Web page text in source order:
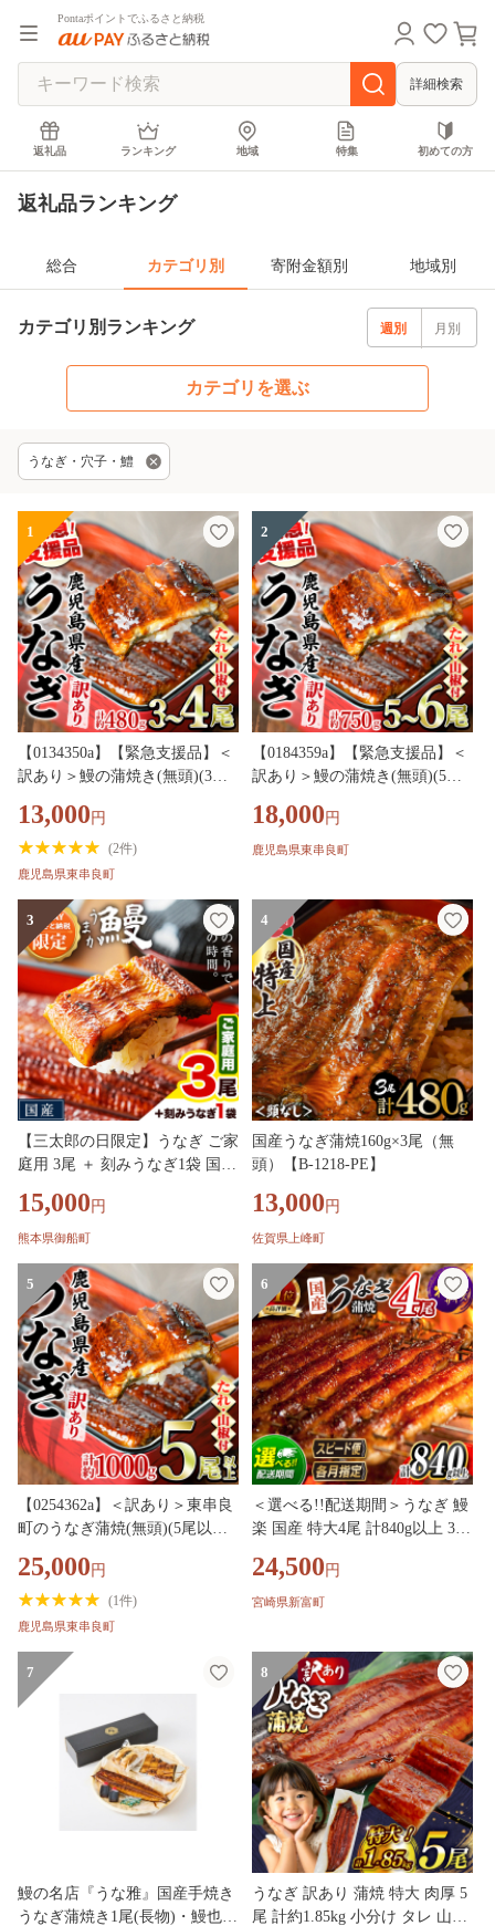
Pontaポイントでふるさと納税
詳細検索
返礼品 ランキング 地域 特集 初めての方
返礼品ランキング
総合 カテゴリ別 寄附金額別 地域別
カテゴリ別ランキング 週別 月別
カテゴリを選ぶ
うなぎ・穴子・鱧
1
【0134350a】【緊急支援品】＜
訳あり＞鰻の蒲焼き(無頭)(3～4
うなぎ ウナギ 鰻 国産 蒲焼 蒲
焼き たれ 鹿児島 ふるさと 人気
支援【アクアおおすみ】
13,000 円
(2件)
鹿児島県東串良町
2
【0184359a】【緊急支援品】＜
訳あり＞鰻の蒲焼き(無頭)(5～6
うなぎ ウナギ 鰻 国産 蒲焼 蒲
焼き たれ 鹿児島 ふるさと 人気
18,000 円
鹿児島県東串良町
3
【三太郎の日限定】うなぎ ご家
庭用 3尾 ＋ 刻みうなぎ1袋 国産
うなぎの蒲焼 《3-7日以内に出
荷予定(土日祝除く)》 有頭 ふる
規格外 ウナギ unagi 蒲焼 秋 旬
配送時期 冷凍
15,000 円
熊本県御船町
4
国産うなぎ蒲焼160g×3尾（無
頭）【B-1218-PE】
13,000 円
佐賀県上峰町
5
【0254362a】＜訳あり＞東串良
町のうなぎ蒲焼(無頭)(5尾以
なぎ 高級 ウナギ 鰻 国産 蒲焼
蒲焼き たれ 鹿児島 ふるさと 人
気【アクアおおすみ】
25,000 円
(1件)
鹿児島県東串良町
6
＜選べる!!配送期間＞うなぎ 鰻
楽 国産 特大4尾 計840g以上 3営
日 蒲焼 無頭 高評価 人気 おす
すめ 冷凍 簡単調理 個包装 鰻
24,500 円
宮崎県新富町
7
鰻の名店『うな雅』国産手焼き
うなぎ蒲焼き1尾(長物)・鰻也
8
うなぎ 訳あり 蒲焼 特大 肉厚 5
尾 計約1.85kg 小分け タレ 山椒